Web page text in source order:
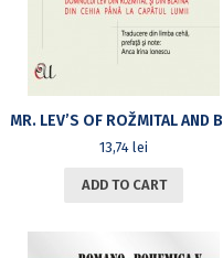
13,74lei
ADD TO CART